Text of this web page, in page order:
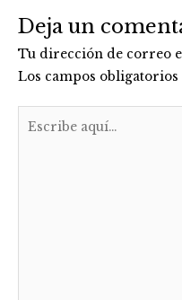
Deja un
Tu dirección de correo
Los campos